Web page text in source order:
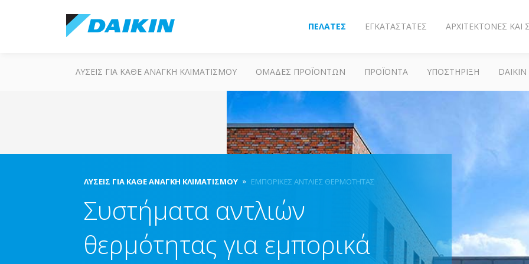
ΠΕΛΆΤΕΣ ΕΓΚΑΤΑΣΤΆΤΕΣ ΑΡΧΙΤΈΚΤΟΝΕΣ ΚΑΙ
ΛΎΣΕΙΣ ΓΙΑ ΚΆΘΕ ΑΝΆΓΚΗ ΚΛΙΜΑΤΙΣΜΟΎ ΟΜΆΔΕΣ ΠΡΟΪΌΝΤΩΝ ΠΡΟΪΌΝΤΑ ΥΠΟΣΤΗΡΙΞΗ
ΛΎΣΕΙΣ ΓΙΑ ΚΆΘΕ ΑΝΆΓΚΗ ΚΛΙΜΑΤΙΣΜΟΎ ΕΜΠΟΡΙΚΈΣ ΑΝΤΛΊΕΣ ΘΕΡΜΌΤΗΤΑΣ
Συστήματα αντλιών
θερμότητας για εμπορικά